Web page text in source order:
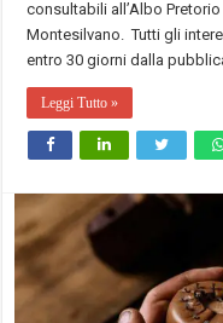
consultabili all’Albo
Montesilvano. Tutti gli
entro 30 giorni dalla
Leggi Tutto »